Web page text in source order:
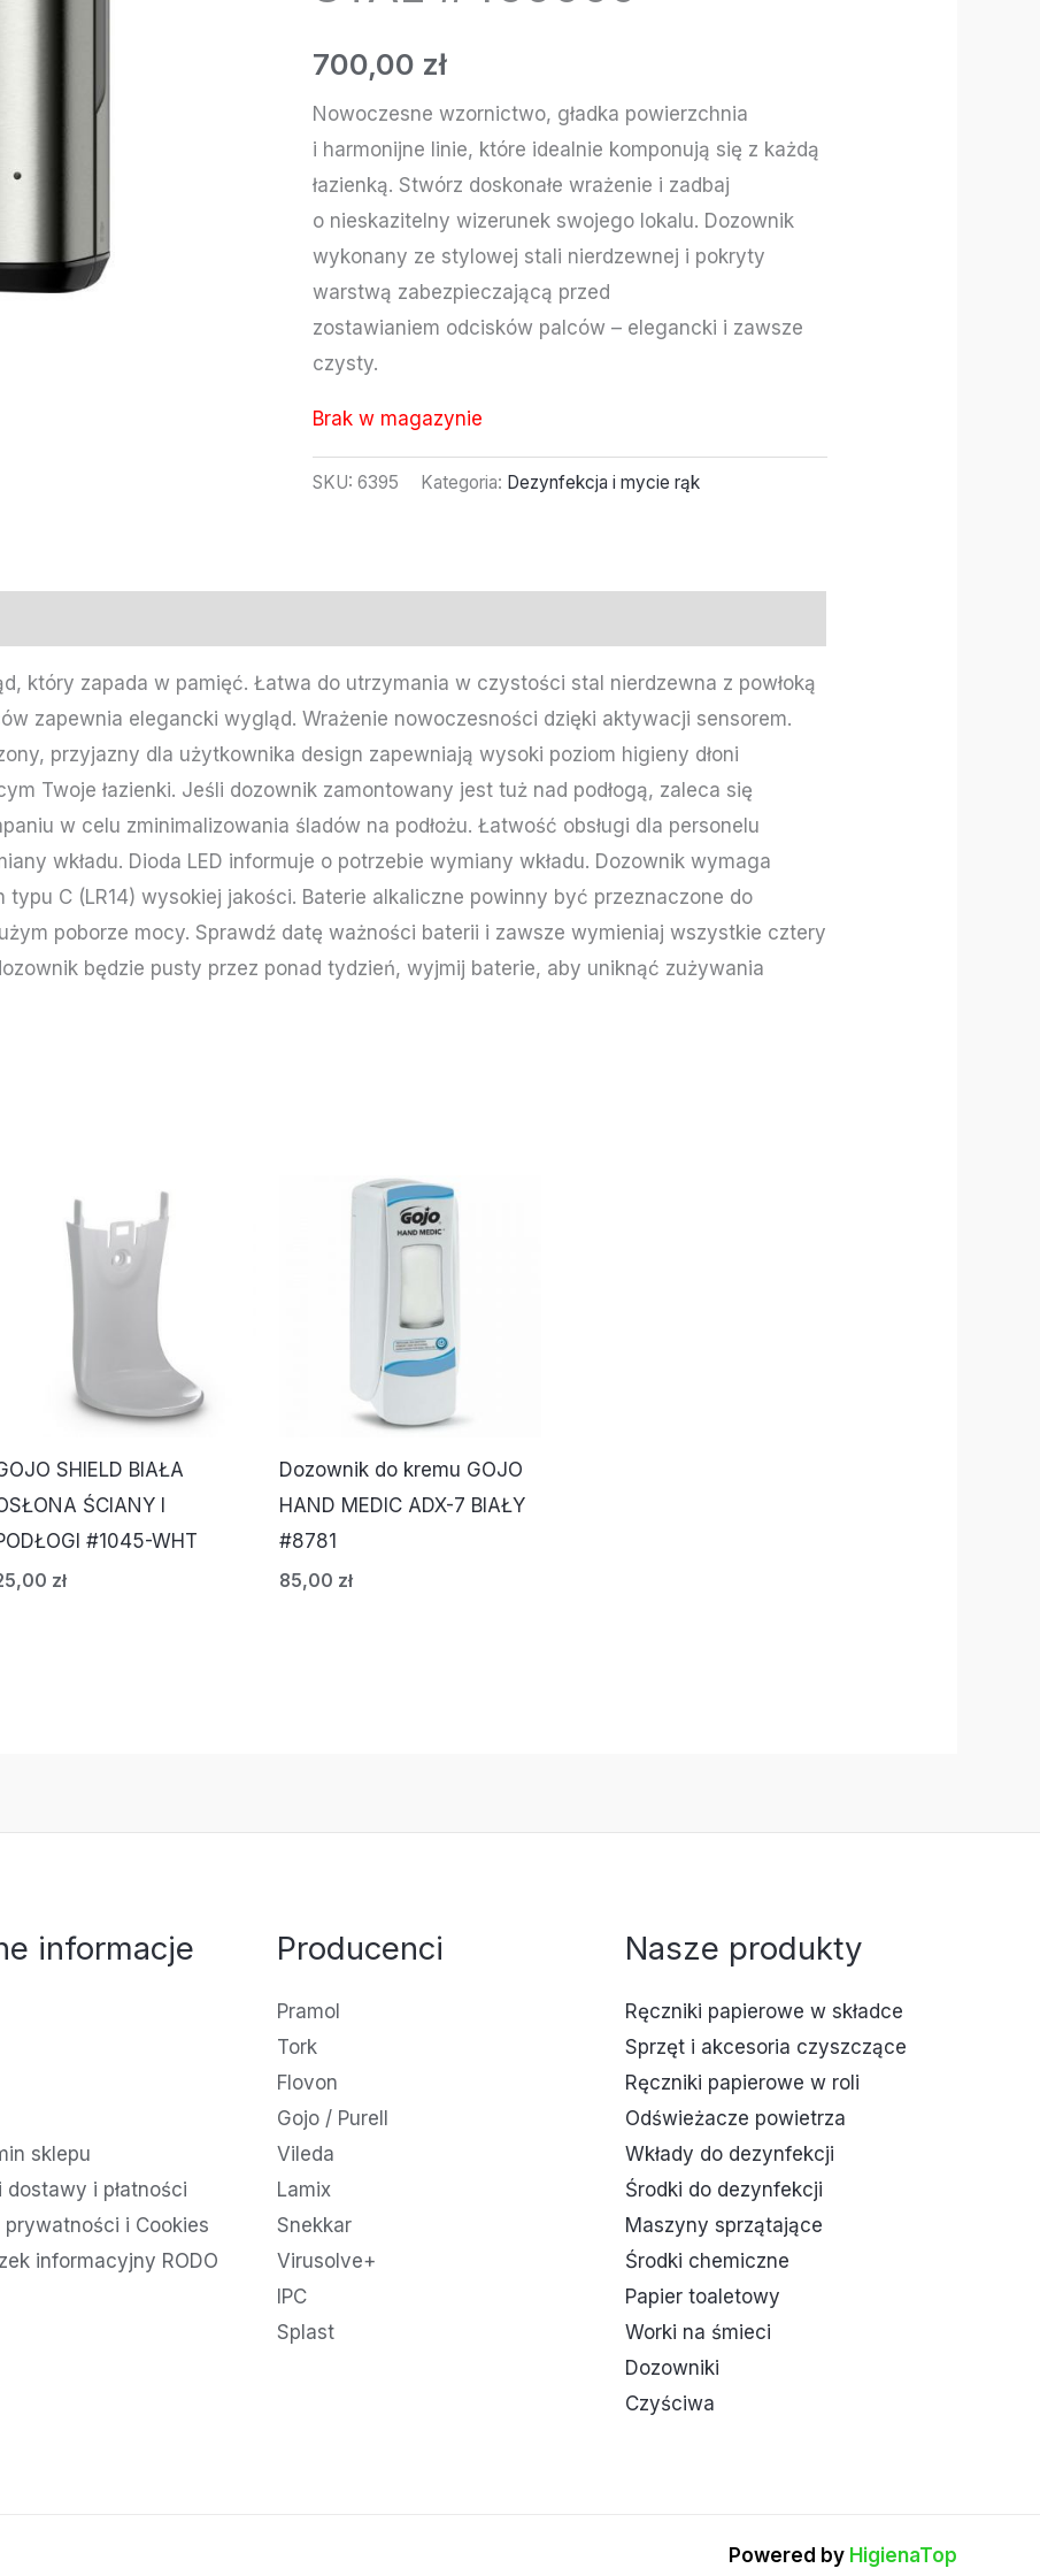
700,00 zł
Nowoczesne wzornictwo, gładka powierzchnia
i harmonijne linie, które idealnie komponują się z każdą
łazienką. Stwórz doskonałe wrażenie i zadbaj
o nieskazitelny wizerunek swojego lokalu. Dozownik
wykonany ze stylowej stali nierdzewnej i pokryty
warstwą zabezpieczającą przed
zostawianiem odcisków palców – elegancki i zawsze
czysty.
Brak w magazynie
SKU: 6395 Kategoria: Dezynfekcja i mycie rąk
który zapada w pamięć. Łatwa do utrzymania w czystości stal nierdzewna z powłoką
zapewnia elegancki wygląd. Wrażenie nowoczesności dzięki aktywacji sensorem.
przyjazny dla użytkownika design zapewniają wysoki poziom higieny dłoni
Twoje łazienki. Jeśli dozownik zamontowany jest tuż nad podłogą, zaleca się
w celu zminimalizowania śladów na podłożu. Łatwość obsługi dla personelu
wkładu. Dioda LED informuje o potrzebie wymiany wkładu. Dozownik wymaga
C (LR14) wysokiej jakości. Baterie alkaliczne powinny być przeznaczone do
poborze mocy. Sprawdź datę ważności baterii i zawsze wymieniaj wszystkie cztery
będzie pusty przez ponad tydzień, wyjmij baterie, aby uniknąć zużywania
SHIELD BIAŁA
ŚCIANY I
#1045-WHT
zł
Dozownik do kremu GOJO
HAND MEDIC ADX-7 BIAŁY
#8781
85,00 zł
informacje
sklepu
dostawy i płatności
prywatności i Cookies
informacyjny RODO
Producenci
Pramol
Tork
Flovon
Gojo / Purell
Vileda
Lamix
Snekkar
Virusolve+
IPC
Splast
Nasze produkty
Ręczniki papierowe w składce
Sprzęt i akcesoria czyszczące
Ręczniki papierowe w roli
Odświeżacze powietrza
Wkłady do dezynfekcji
Środki do dezynfekcji
Maszyny sprzątające
Środki chemiczne
Papier toaletowy
Worki na śmieci
Dozowniki
Czyściwa
Powered by HigienaTop